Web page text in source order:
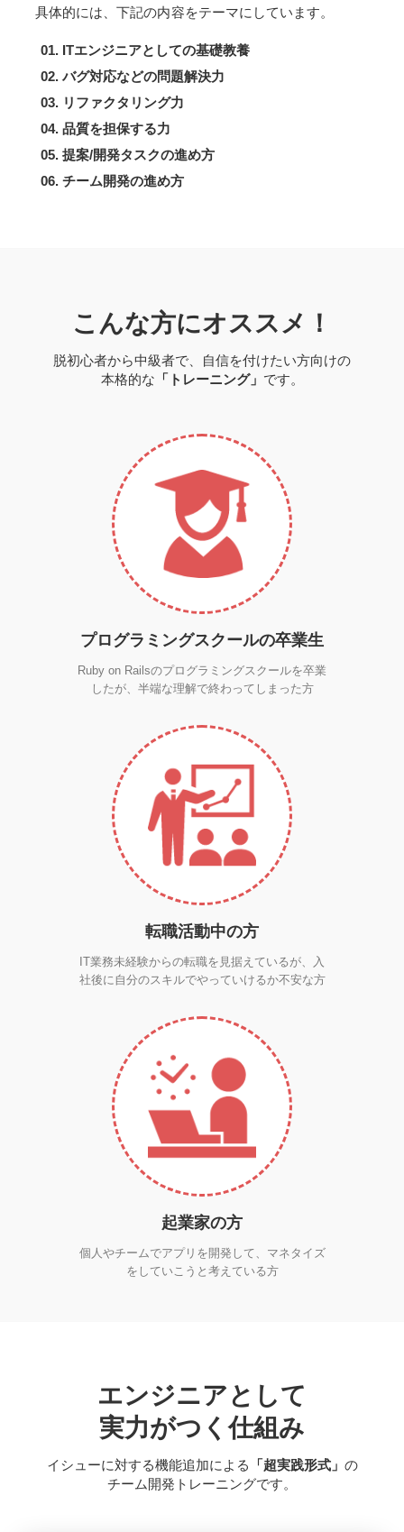
具体的には、下記の内容をテーマにしています。
ITエンジニアとしての基礎教養
バグ対応などの問題解決力
リファクタリング力
品質を担保する力
提案/開発タスクの進め方
チーム開発の進め方
こんな方にオススメ！
脱初心者から中級者で、自信を付けたい方向けの
本格的な 「トレーニング」 です。
プログラミングスクールの卒業生
Ruby on Railsのプログラミングスクールを卒業
したが、半端な理解で終わってしまった方
転職活動中の方
IT業務未経験からの転職を見据えているが、入
社後に自分のスキルでやっていけるか不安な方
起業家の方
個人やチームでアプリを開発して、マネタイズ
をしていこうと考えている方
エンジニアとして
実力がつく仕組み
イシューに対する機能追加による 「超実践形式」 の
チーム開発トレーニングです。